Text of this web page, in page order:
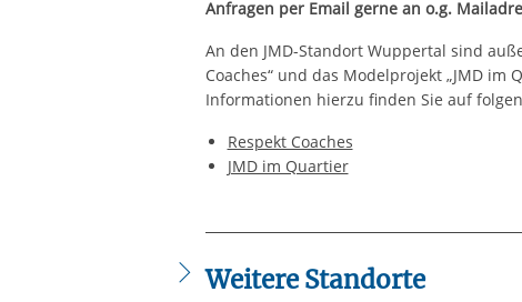
Anfragen per Email gerne an o.g.
An den JMD-Standort Wuppertal sind
Coaches“ und das Modelprojekt „JMD im
Informationen hierzu finden Sie auf
Respekt Coaches
JMD im Quartier
Weitere Standorte